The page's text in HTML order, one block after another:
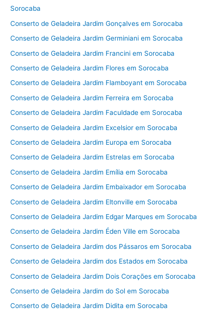
Sorocaba
Conserto de Geladeira Jardim Gonçalves em Sorocaba
Conserto de Geladeira Jardim Germiniani em Sorocaba
Conserto de Geladeira Jardim Francini em Sorocaba
Conserto de Geladeira Jardim Flores em Sorocaba
Conserto de Geladeira Jardim Flamboyant em Sorocaba
Conserto de Geladeira Jardim Ferreira em Sorocaba
Conserto de Geladeira Jardim Faculdade em Sorocaba
Conserto de Geladeira Jardim Excelsior em Sorocaba
Conserto de Geladeira Jardim Europa em Sorocaba
Conserto de Geladeira Jardim Estrelas em Sorocaba
Conserto de Geladeira Jardim Emília em Sorocaba
Conserto de Geladeira Jardim Embaixador em Sorocaba
Conserto de Geladeira Jardim Eltonville em Sorocaba
Conserto de Geladeira Jardim Edgar Marques em Sorocaba
Conserto de Geladeira Jardim Éden Ville em Sorocaba
Conserto de Geladeira Jardim dos Pássaros em Sorocaba
Conserto de Geladeira Jardim dos Estados em Sorocaba
Conserto de Geladeira Jardim Dois Corações em Sorocaba
Conserto de Geladeira Jardim do Sol em Sorocaba
Conserto de Geladeira Jardim Didita em Sorocaba